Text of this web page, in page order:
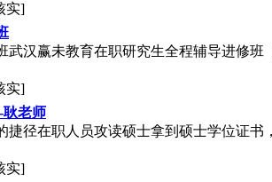
实]
武汉赢未教育在职研究生全程辅导进修
实]
耿老师
捷径在职人员攻读硕士拿到硕士学位证
实]